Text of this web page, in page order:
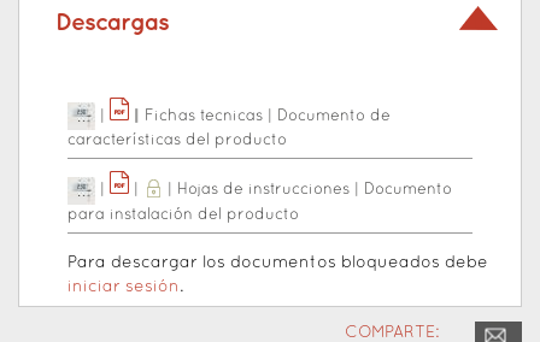
Descargas
Fichas tecnicas
Documento de
características del producto
Hojas de instrucciones
Documento
para instalación del producto
Para descargar los documentos bloqueados debe
iniciar sesión .
COMPARTE: